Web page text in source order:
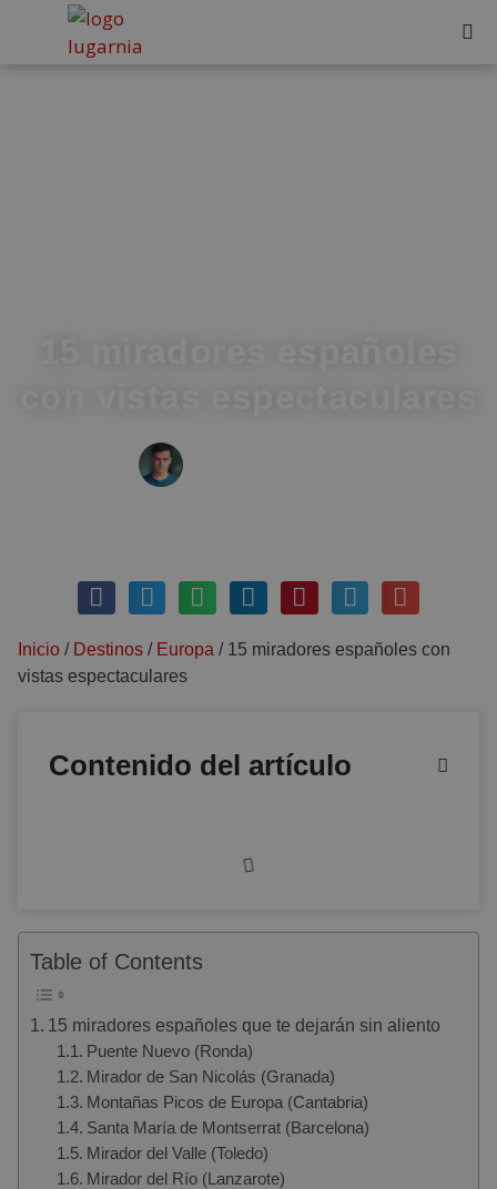
Inicio / Destinos / Europa / 15 miradores españoles con
vistas espectaculares
Contenido del artículo
Table of Contents
15 miradores españoles que te dejarán sin aliento
Puente Nuevo (Ronda)
Mirador de San Nicolás (Granada)
Montañas Picos de Europa (Cantabria)
Santa María de Montserrat (Barcelona)
Mirador del Valle (Toledo)
Mirador del Río (Lanzarote)